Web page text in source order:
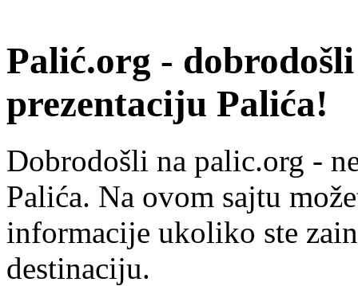
Palić.org -
prezentaciju Palića!
Dobrodošli na palic.org -
Palića. Na ovom sajtu
informacije ukoliko ste
destinaciju.